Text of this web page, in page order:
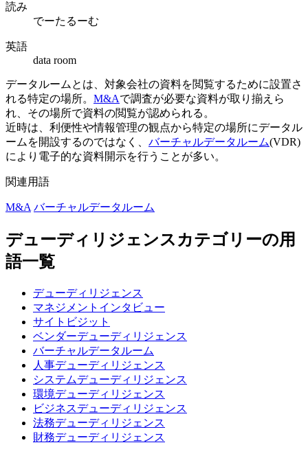
読み
でーたるーむ
英語
data room
データルームとは、対象会社の資料を閲覧するために設置さ
れる特定の場所。 M&Aで調査が必要な資料が取り揃えら
れ、その場所で資料の閲覧が認められる。
近時は、利便性や情報管理の観点から特定の場所にデータル
ームを開設するのではなく、 バーチャルデータルーム(VDR)
により電子的な資料開示を行うことが多い。
関連用語
M&A バーチャルデータルーム
デューディリジェンスカテゴリーの用
語一覧
デューディリジェンス
マネジメントインタビュー
サイトビジット
ベンダーデューディリジェンス
バーチャルデータルーム
人事デューディリジェンス
システムデューディリジェンス
環境デューディリジェンス
ビジネスデューディリジェンス
法務デューディリジェンス
財務デューディリジェンス